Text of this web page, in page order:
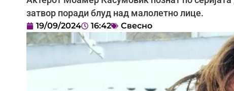
затвор поради блуд над малолетно лице.
19/09/2024 16:42 Свесно